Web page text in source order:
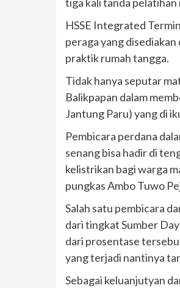
tiga kali tanda pelatihan
HSSE Integrated
peraga yang
praktik rumah tangga.
Tidak hanya seputar
Balikpapan dalam
Jantung Paru) yang di
Pembicara perdana
senang bisa hadir di
kelistrikan bagi warga
pungkas Ambo Tuwo
Salah satu pembicara
dari tingkat Sumber
dari prosentase
yang terjadi nantinya
Sebagai keluanjutyan